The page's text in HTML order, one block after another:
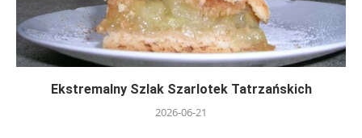
Ekstremalny Szlak Szarlotek Tatrzańskich
2026-06-21